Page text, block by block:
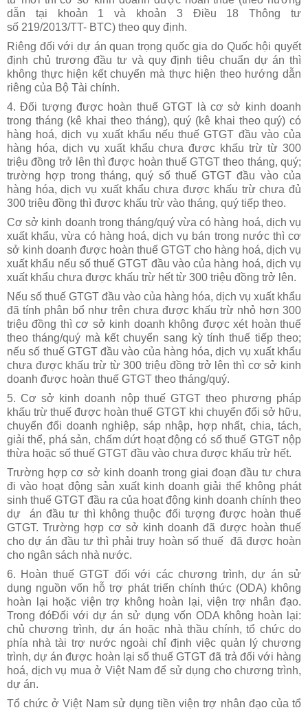
dẫn tại khoản 1 và khoản 3 Điều 18Thông tư
số 219/2013/TT- BTC) theo quy định.
Riêng đối với dự án quan trọng quốc gia do Quốc hội quyết
định chủ trương đầu tư và quy định tiêu chuẩn dự án thì
không thực hiện kết chuyển mà thực hiện theo hướng dẫn
riêng của Bộ Tài chính.
4. Đối tượng được hoàn thuế GTGT là cơ sở kinh doanh
trong tháng (kê khai theo tháng), quý (kê khai theo quý) có
hàng hoá, dịch vụ xuất khẩu nếu thuế GTGT đầu vào của
hàng hóa, dịch vụ xuất khẩu chưa được khấu trừ từ 300
triệu đồng trở lên thì được hoàn thuế GTGT theo tháng, quý;
trường hợp trong tháng, quý số thuế GTGT đầu vào của
hàng hóa, dịch vụ xuất khẩu chưa được khấu trừ chưa đủ
300 triệu đồng thì được khấu trừ vào tháng, quý tiếp theo.
Cơ sở kinh doanh trong tháng/quý vừa có hàng hoá, dịch vụ
xuất khẩu, vừa có hàng hoá, dịch vụ bán trong nước thì cơ
sở kinh doanh được hoàn thuế GTGT cho hàng hoá, dịch vụ
xuất khẩu nếu số thuế GTGT đầu vào của hàng hoá, dịch vụ
xuất khẩu chưa được khấu trừ hết từ 300 triệu đồng trở lên.
Nếu số thuế GTGT đầu vào của hàng hóa, dịch vụ xuất khẩu
đã tính phân bổ như trên chưa được khấu trừ nhỏ hơn 300
triệu đồng thì cơ sở kinh doanh không được xét hoàn thuế
theo tháng/quý mà kết chuyển sang kỳ tính thuế tiếp theo;
nếu số thuế GTGT đầu vào của hàng hóa, dịch vụ xuất khẩu
chưa được khấu trừ từ 300 triệu đồng trở lên thì cơ sở kinh
doanh được hoàn thuế GTGT theo tháng/quý.
5. Cơ sở kinh doanh nộp thuế GTGT theo phương pháp
khấu trừ thuế được hoàn thuế GTGT khi chuyển đổi sở hữu,
chuyển đổi doanh nghiệp, sáp nhập, hợp nhất, chia, tách,
giải thể, phá sản, chấm dứt hoạt động có số thuế GTGT nộp
thừa hoặc số thuế GTGT đầu vào chưa được khấu trừ hết.
Trường hợp cơ sở kinh doanh trong giai đoạn đầu tư chưa
đi vào hoạt động sản xuất kinh doanh giải thể không phát
sinh thuế GTGT đầu ra của hoạt động kinh doanh chính theo
dự án đầu tư thì không thuộc đối tượng được hoàn thuế
GTGT. Trường hợp cơ sở kinh doanh đã được hoàn thuế
cho dự án đầu tư thì phải truy hoàn số thuế đã được hoàn
cho ngân sách nhà nước.
6. Hoàn thuế GTGT đối với các chương trình, dự án sử
dụng nguồn vốn hỗ trợ phát triển chính thức (ODA) không
hoàn lại hoặc viện trợ không hoàn lại, viện trợ nhân đạo.
Trong đóĐối với dự án sử dụng vốn ODA không hoàn lại:
chủ chương trình, dự án hoặc nhà thầu chính, tổ chức do
phía nhà tài trợ nước ngoài chỉ định việc quản lý chương
trình, dự án được hoàn lại số thuế GTGT đã trả đối với hàng
hoá, dịch vụ mua ở Việt Nam để sử dụng cho chương trình,
dự án.
Tổ chức ở Việt Nam sử dụng tiền viện trợ nhân đạo của tổ